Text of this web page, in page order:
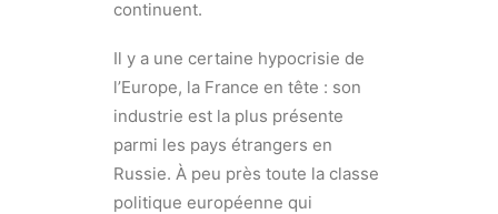
continuent.
Il y a une certaine hypocrisie de
l’Europe, la France en tête : son
industrie est la plus présente
parmi les pays étrangers en
Russie. À peu près toute la classe
politique européenne qui